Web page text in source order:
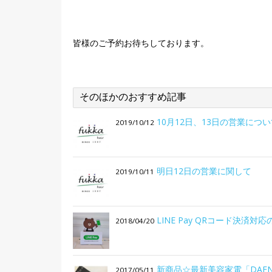
皆様のご予約お待ちしております。
そのほかのおすすめ記事
2019/10/12 10月12日、13日の営業につ
2019/10/11 明日12日の営業に関して
2018/04/20 LINE Pay QRコード決済対応
2017/05/11 新商品☆最新美容家電「